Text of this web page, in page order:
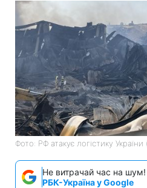
Фото: РФ атакує логістику
Не витрачай час на шум!
РБК-Україна у Google